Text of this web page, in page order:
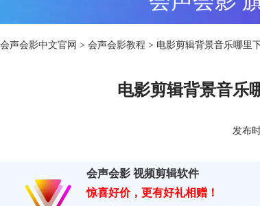
会声会影中文官网 > 会声会影教程 > 电影剪辑背景音乐哪里
电影剪辑背景音乐
发布
会声会影 视频剪辑软件
惊喜好价，更有好礼相赠！